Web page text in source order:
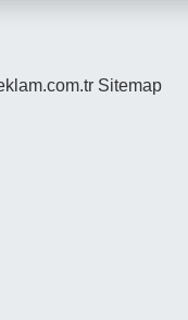
Sitemap